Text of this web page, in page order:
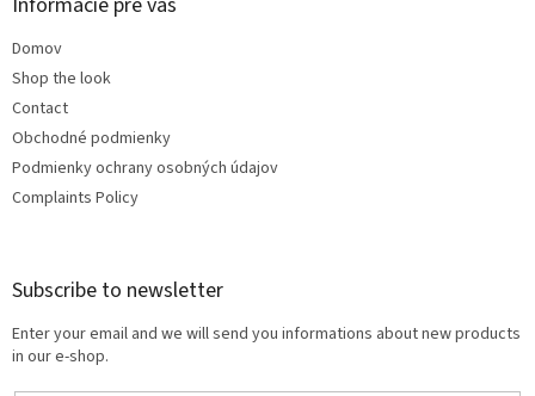
Domov
Shop the look
Contact
Obchodné podmienky
Podmienky ochrany osobných údajov
Complaints Policy
Subscribe to newsletter
Enter your email and we will send you informations about new products
in our e-shop.